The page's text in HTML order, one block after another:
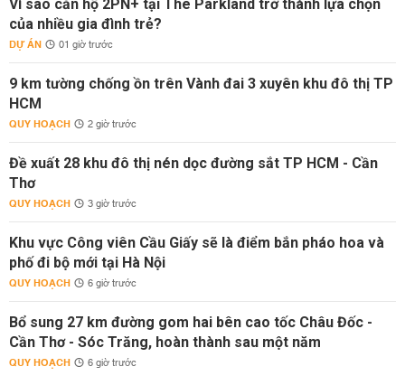
Vì sao căn hộ 2PN+ tại The Parkland trở thành lựa chọn
của nhiều gia đình trẻ?
DỰ ÁN 01 giờ trước
9 km tường chống ồn trên Vành đai 3 xuyên khu đô thị TP
HCM
QUY HOẠCH 2 giờ trước
Đề xuất 28 khu đô thị nén dọc đường sắt TP HCM - Cần
Thơ
QUY HOẠCH 3 giờ trước
Khu vực Công viên Cầu Giấy sẽ là điểm bắn pháo hoa và
phố đi bộ mới tại Hà Nội
QUY HOẠCH 6 giờ trước
Bổ sung 27 km đường gom hai bên cao tốc Châu Đốc -
Cần Thơ - Sóc Trăng, hoàn thành sau một năm
QUY HOẠCH 6 giờ trước